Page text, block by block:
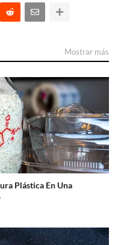
Mostrar más
Plástica En Una